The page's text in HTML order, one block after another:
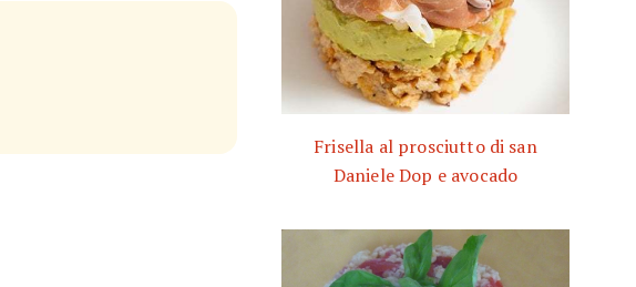
Frisella al prosciutto di san
Daniele Dop e avocado